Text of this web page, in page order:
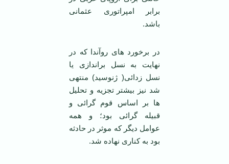
برابر امپراتوری عثمانی
باشد.
در برخورد های روآندا که در
نهایت به نسل براندازی یا
نسل زدائی( ژنوسید) منتهی
شد نیز بیشتر تجزیه و تحلیل
ها بر اساس قوم گرائی و
قبیله گرائی بود؛ و همه
عوامل دیگر که موثر در حادثه
بود به کناری نهاده شد.